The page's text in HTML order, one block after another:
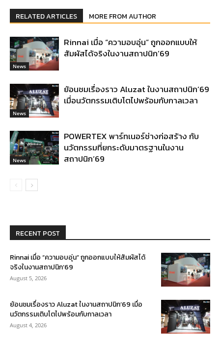
RELATED ARTICLES MORE FROM AUTHOR
News
Rinnai เมื่อ “ความอบอุ่น” ถูกออกแบบให้
สัมผัสได้จริงในงานสถาปนิก’69
News
ย้อนชมเรื่องราว Aluzat ในงานสถาปนิก’69
เมื่อนวัตกรรมเติบโตไปพร้อมกับกาลเวลา
News
POWERTEX พาร์ทเนอร์ช่างก่อสร้าง กับ
นวัตกรรมที่ยกระดับมาตรฐานในงาน
สถาปนิก’69
RECENT POST
Rinnai เมื่อ “ความอบอุ่น” ถูกออกแบบให้สัมผัสได้
จริงในงานสถาปนิก’69
August 5, 2026
ย้อนชมเรื่องราว Aluzat ในงานสถาปนิก’69 เมื่อ
นวัตกรรมเติบโตไปพร้อมกับกาลเวลา
August 4, 2026